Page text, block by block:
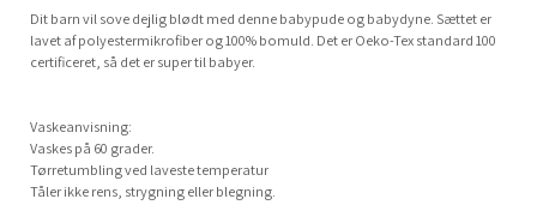
Dit barn vil sove dejlig blødt med denne babypude og babydyne. Sættet er
lavet af polyestermikrofiber og 100% bomuld. Det er Oeko-Tex standard 100
certificeret, så det er super til babyer.
Vaskeanvisning:
Vaskes på 60 grader.
Tørretumbling ved laveste temperatur
Tåler ikke rens, strygning eller blegning.